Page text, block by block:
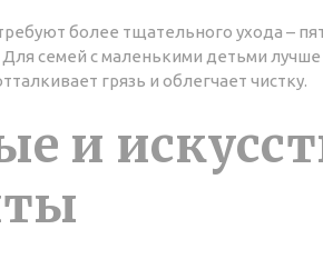
более тщательного ухода –
семей с маленькими детьми лучше
грязь и облегчает чистку.
и